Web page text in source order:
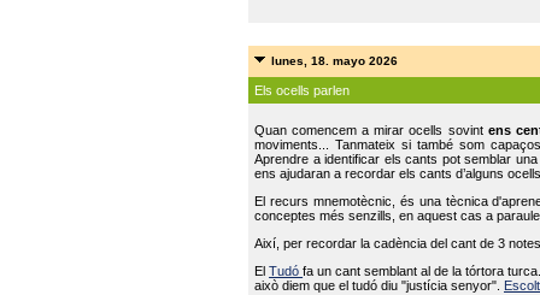
lunes, 18. mayo 2026
Els ocells parlen
Quan comencem a mirar ocells sovint ens
moviments... Tanmateix si també som
Aprendre a identificar els cants pot semblar
ens ajudaran a recordar els cants d’alguns
El recurs mnemotècnic, és una tècnica
conceptes més senzills, en aquest cas a
Així, per recordar la cadència del cant de 3
ElTudófa un cant semblant al de la tórtora
això diem que el tudó diu "justícia senyor".